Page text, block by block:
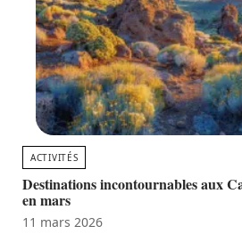
ACTIVITÉS
Destinations incontournables aux
en mars
11 mars 2026